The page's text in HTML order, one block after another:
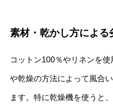
素材・乾かし方による
コットン100％やリネンを
や乾燥の方法によって風合
ます。特に乾燥機を使うと